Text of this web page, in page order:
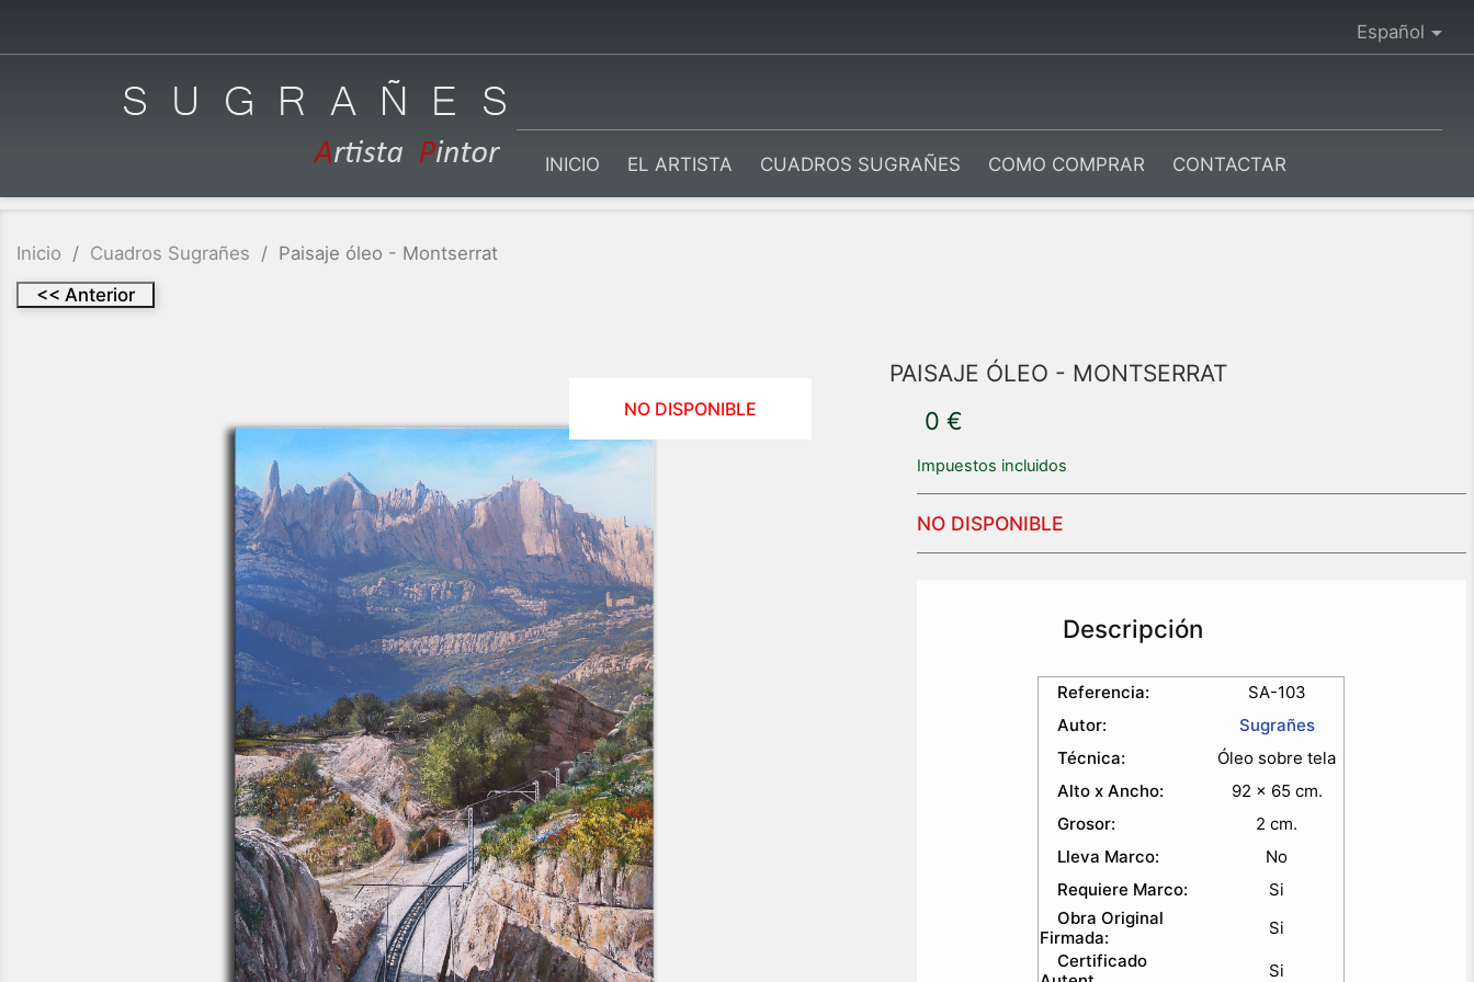
Español
INICIO EL ARTISTA CUADROS SUGRAÑES COMO COMPRAR CONTACTAR
Inicio Cuadros Sugrañes Paisaje óleo - Montserrat
NO DISPONIBLE
PAISAJE ÓLEO - MONTSERRAT
0 €
Impuestos incluidos
NO DISPONIBLE
Descripción
Referencia:
SA-103
Autor:
Sugrañes
Técnica:
Óleo sobre tela
Alto x Ancho:
92 x 65 cm.
Grosor:
2 cm.
Lleva Marco:
No
Requiere Marco:
Si
Obra Original
Firmada:
Si
Certificado
Si